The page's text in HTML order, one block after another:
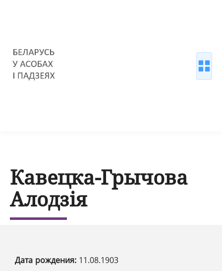
Кавецка-Грычова
Алодзія
Дата рождения: 11.08.1903